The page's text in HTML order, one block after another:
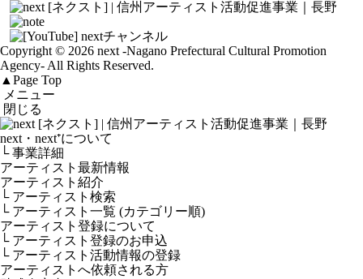
Copyright © 2026 next -Nagano Prefectural Cultural Promotion
Agency- All Rights Reserved.
▲ Page Top
メニュー
閉じる
next・next⁺について
└ 事業詳細
アーティスト最新情報
アーティスト紹介
└ アーティスト検索
└ アーティスト一覧 (カテゴリー順)
アーティスト登録について
└ アーティスト登録のお申込
└ アーティスト活動情報の登録
アーティストへ依頼される方